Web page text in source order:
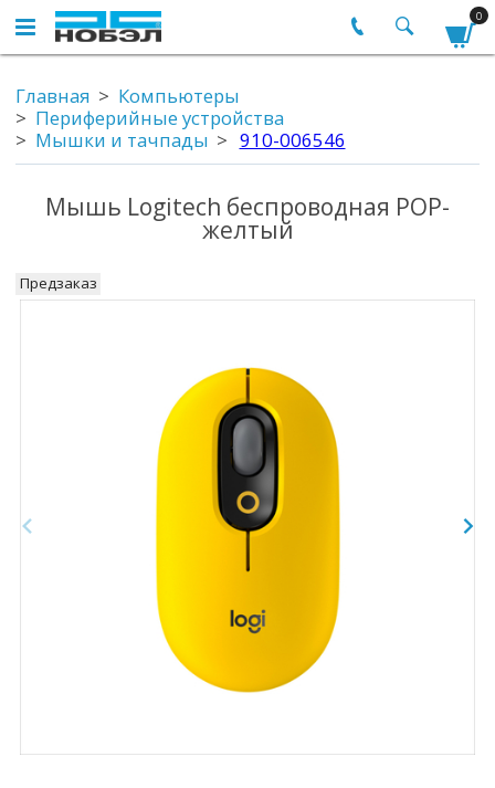
0
Главная
Компьютеры
Периферийные устройства
Мышки и тачпады
910-006546
Мышь Logitech беспроводная POP-
желтый
Предзаказ